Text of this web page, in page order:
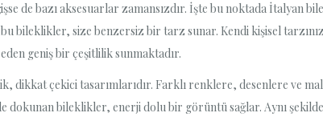
de bazı aksesuarlar zamansızdır. İşte bu noktada
bileklikler, size benzersiz bir tarz sunar. Kendi kişisel
geniş bir çeşitlilik sunmaktadır.
dikkat çekici tasarımlarıdır. Farklı renklere, desenlere ve
bileklikler, enerji dolu bir görüntü sağlar. Aynı